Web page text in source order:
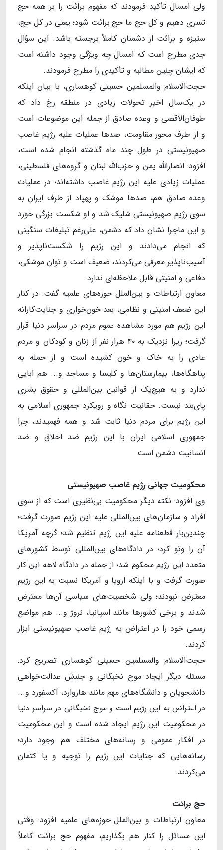
ولی امسال تأکید فرمودند که مفهوم برائت را بر همه حج
تسری دهیم و کل حج ما حج برائت شود؛ یعنی در کل حج،
ستیزه و برائت از دشمنان کاملاً برجسته باشد. این سؤال
جدی مطرح است که امسال چه ویژگی وجود داشته است
که ایشان چنین مطالبه و تأکیدی را مطرح فرمودند.
حجت‌الاسلام والمسلمین حسینی کوهساری، با بیان اینکه
در یک‌سال اخیر تحولات زیادی در منطقه رخ داد که
طوفان‌الاقصی و وعده صادق از جمله این موضوعات است
و از طرف محور مقاومت، صدها عملیات علیه رژیم غاصب
صهیونیستی در طول چند ماه گذشته انجام شده است،
افزود: انصارالله یمن و حزب‌الله لبنان و گروه‌های فلسطینی،
عملیات زیادی علیه این رژیم غاصب داشته‌اند؛ در عملیات
وعده صادق هم، صدها موشک و پهپاد از طرف ایران به
سوی رژیم صهیونیستی شلیک شد و او شکست بزرگی خورد
و این ماجرا نشان داد که دشمن، علی‌رغم تبلیغات سنگینی
که انجام می‌دادند و این رژیم را شکست‌ناپذیر و
آسیب‌ناپذیر معرفی می‌کردند، ضعیف است و توان موشکی،
دفاعی و امنیتی قابل ملاحظه‌ای ندارد.
معاون ارتباطات و بین‌الملل حوزه‌های علمیه گفت: در کنار
این ضعف امنیتی و نظامی، بعد خون‌خواری و جنایت‌کارانه
این رژیم هم مورد مشاهده عموم مردم در سراسر دنیا قرار
گرفت؛ زیرا نزدیک به ۴۰ هزار نفر از زنان و کودکان و مردم
عادی را به خاک و خون کشیده است و از حمله به
پناهگاه‌ها، بیمارستان‌ها و کلیسا و مساجد و... هم ابایی
ندارد و به هیچ‌یک از قوانین بین‌المللی و حقوق بشری
پای‌بند نیست. حقانیت نگاه و رویکرد جمهوری اسلامی به
این رژیم برای مردم دنیا ثابت شد و همه فهمیدند، چرا
جمهوری اسلامی ایران با این رژیم ضد اخلاق و ضد
انسانیت دشمن است.
محکومیت جهانی رژیم غاصب صهیونیستی
وی افزود: نکته دیگر محکومیت بی‌نظیری است که از سوی
افراد و سازمان‌های بین‌المللی علیه این رژیم صورت گرفت؛
چندین‌بار قطعنامه علیه این رژیم تنظیم شد؛ گرچه آمریکا
آن را وتو کرد؛ در دادگاه‌های بین‌المللی توسط کشورهای
متعدد این رژیم محکوم شد؛ از جمله در دادگاه لاهه این کار
صورت گرفت و با اینکه اروپا و آمریکا نسبت به این رژیم
معترض نبودند؛ ولی شخصیت‌های سیاسی آن‌ها معترض
شدند و برخی کشورها مانند اسپانیا، نروژ و... هم مواضع
رسمی خود را در اعتراض به رژیم غاصب صهیونیستی ابزار
کردند.
حجت‌الاسلام والمسلمین حسینی کوهساری تصریح کرد:
مسئله دیگر ایجاد موج نخبگانی و جنبش عدالت‌خواهی
دانشجویان و دانشگاه‌های مهم مانند ‌هاروارد، آکسفورد و...
در اعتراض به این رژیم است و موج نخبگانی در سراسر دنیا
در محکومیت این رژیم ایجاد شده است و این محکومیت
در افکار عمومی و رسانه‌های مختلف هم وجود دارد؛
رسانه‌هایی که جنایات این رژیم را توجیه و یا کتمان
می‌کردند.
حج برائت
معاون ارتباطات و بین‌الملل حوزه‌های علمیه افزود: وقتی
این مسائل را کنار هم بگذاریم، مفهوم حج برائت کاملاً